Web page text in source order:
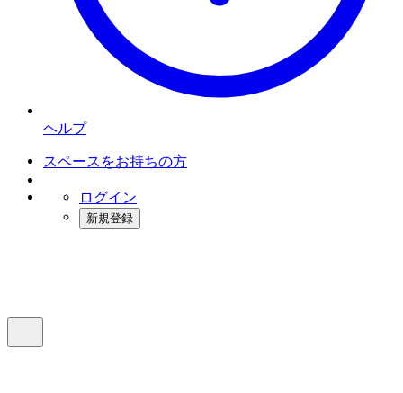
ヘルプ
スペースをお持ちの方
ログイン
新規登録